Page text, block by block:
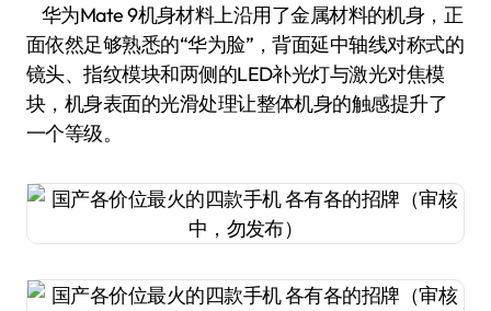
华为Mate 9机身材料上沿用了金属材料的机身，正
面依然足够熟悉的“华为脸”，背面延中轴线对称式的
镜头、指纹模块和两侧的LED补光灯与激光对焦模
块，机身表面的光滑处理让整体机身的触感提升了
一个等级。